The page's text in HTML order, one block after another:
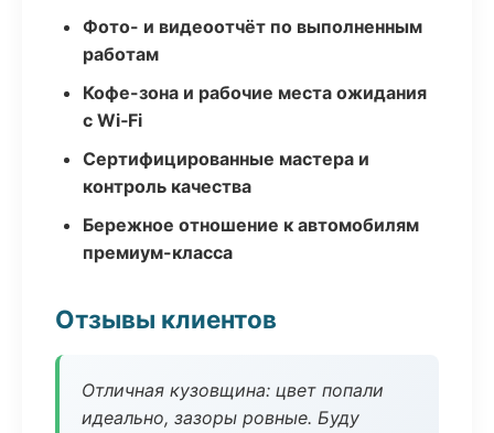
Фото- и видеоотчёт по выполненным
работам
Кофе-зона и рабочие места ожидания
с Wi‑Fi
Сертифицированные мастера и
контроль качества
Бережное отношение к автомобилям
премиум-класса
Отзывы клиентов
Отличная кузовщина: цвет попали
идеально, зазоры ровные. Буду